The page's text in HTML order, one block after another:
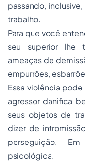
passando,
trabalho.
Para que você
seu superior lhe
ameaças de
empurrões,
Essa violência
agressor danifica
seus objetos de
dizer de
perseguição.
psicológica.